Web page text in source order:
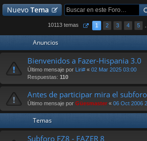
pi
s
Nuevo Tema
10113 temas 1 2 3 4 5
Anuncios
Bienvenidos a Fazer-Hispania 3.0
Último mensaje por Liri# « 02 Mar 2025 03:00
Respuestas: 110
Antes de participar mira el
Último mensaje por Güesmaster « 06 Oct 2006
Temas
Subforo FZ8 - FAZER 8